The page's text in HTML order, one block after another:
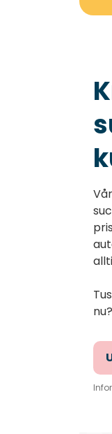
nu?